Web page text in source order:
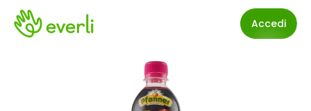
Accedi